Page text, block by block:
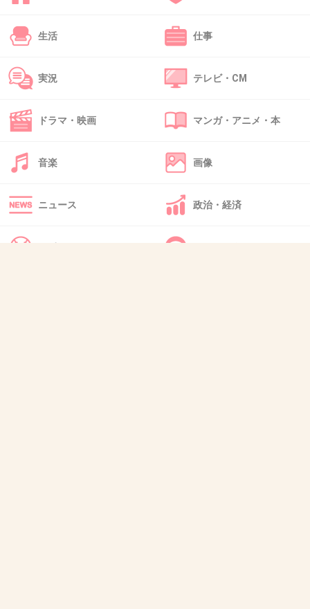
それに凄く納得するコメントがあったんだよね
基地賛成の人の意見を積極的に取り入れて平和
学習とした場合は『偏って中立性がない』批判
したと思う。この人達の言う中立は自分達の意
見と思想」
49. 匿名
生活 仕事
実況 テレビ・CM
ドラマ・映画 マンガ・アニメ・本
音楽 画像
ニュース 政治・経済